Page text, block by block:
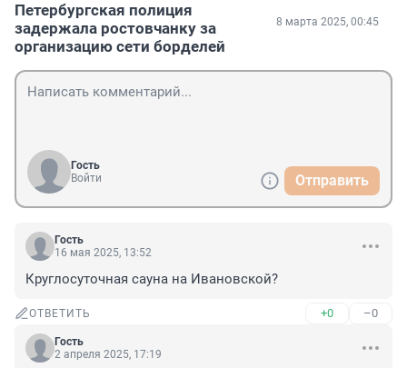
Петербургская полиция
задержала ростовчанку за
организацию сети борделей
8 марта 2025, 00:45
Гость
Войти
Отправить
Гость
16 мая 2025, 13:52
Круглосуточная сауна на Ивановской?
ОТВЕТИТЬ +0 –0
Гость
2 апреля 2025, 17:19